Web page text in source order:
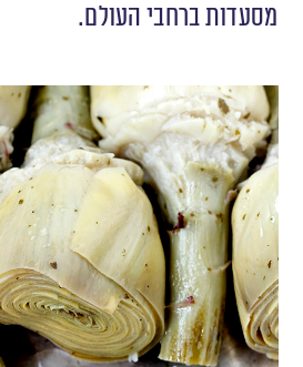
מסעדות ברחבי העולם.